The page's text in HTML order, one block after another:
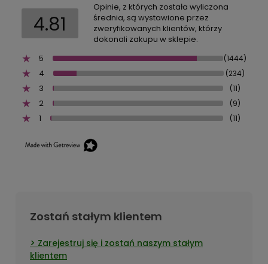
4.81
Opinie, z których została wyliczona
średnia, są wystawione przez
zweryfikowanych klientów, którzy
dokonali zakupu w sklepie.
5
(1444)
4 (234)
3 (11)
2 (9)
1 (11)
Zostań stałym klientem
Zarejestruj się i zostań naszym stałym
klientem